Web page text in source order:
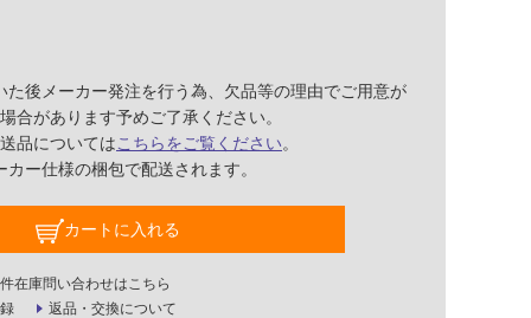
た後メーカー発注を行う為、欠品等の理由でご用意が
合があります予めご了承ください。
品についてはこちらをご覧ください。
ー仕様の梱包で配送されます。
カートに入れる
在庫問い合わせはこちら
返品・交換について